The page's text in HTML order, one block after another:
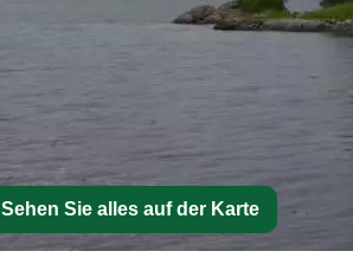
Sehen Sie alles auf der Karte